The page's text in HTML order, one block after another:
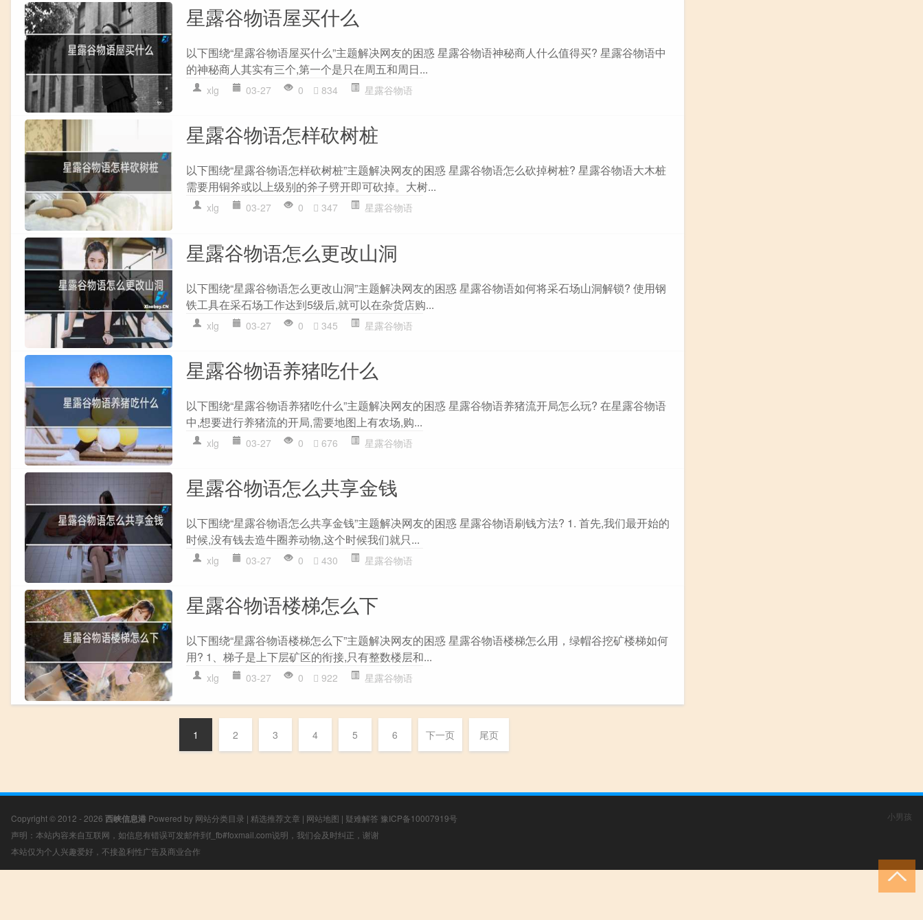
星露谷物语屋买什么
以下围绕“星露谷物语屋买什么”主题解决网友的困惑 星露谷物语神秘商人什么值得买? 星露谷物语中
的神秘商人其实有三个,第一个是只在周五和周日...
xlg 03-27 0 834 星露谷物语
星露谷物语怎样砍树桩
以下围绕“星露谷物语怎样砍树桩”主题解决网友的困惑 星露谷物语怎么砍掉树桩? 星露谷物语大木桩
需要用铜斧或以上级别的斧子劈开即可砍掉。大树...
xlg 03-27 0 347 星露谷物语
星露谷物语怎么更改山洞
以下围绕“星露谷物语怎么更改山洞”主题解决网友的困惑 星露谷物语如何将采石场山洞解锁? 使用钢
铁工具在采石场工作达到5级后,就可以在杂货店购...
xlg 03-27 0 345 星露谷物语
星露谷物语养猪吃什么
以下围绕“星露谷物语养猪吃什么”主题解决网友的困惑 星露谷物语养猪流开局怎么玩? 在星露谷物语
中,想要进行养猪流的开局,需要地图上有农场,购...
xlg 03-27 0 676 星露谷物语
星露谷物语怎么共享金钱
以下围绕“星露谷物语怎么共享金钱”主题解决网友的困惑 星露谷物语刷钱方法? 1. 首先,我们最开始的
时候,没有钱去造牛圈养动物,这个时候我们就只...
xlg 03-27 0 430 星露谷物语
星露谷物语楼梯怎么下
以下围绕“星露谷物语楼梯怎么下”主题解决网友的困惑 星露谷物语楼梯怎么用，绿帽谷挖矿楼梯如何
用? 1、梯子是上下层矿区的衔接,只有整数楼层和...
xlg 03-27 0 922 星露谷物语
1 2 3 4 5 6 下一页 尾页
Copyright © 2012 - 2026 西峡信息港 Powered by 网站分类目录 | 精选推荐文章 | 网站地图 | 疑难解答 豫ICP备10007919号
声明：本站内容来自互联网，如信息有错误可发邮件到f_fb#foxmail.com说明，我们会及时纠正，谢谢
本站仅为个人兴趣爱好，不接盈利性广告及商业合作
小男孩